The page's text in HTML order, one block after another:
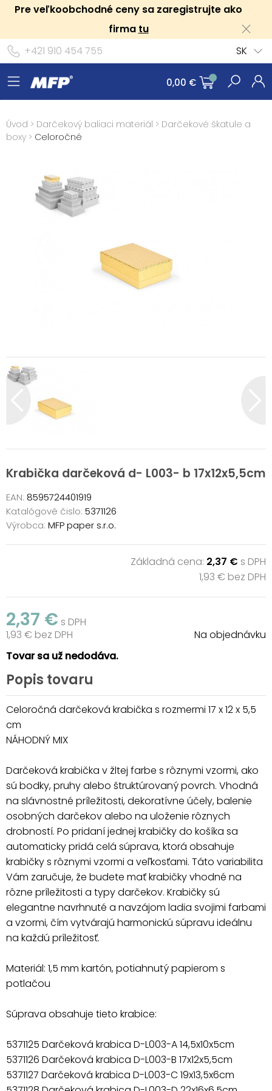
Pre veľkoobchodné ceny sa zaregistrujte ako
firma tu
+421 910 454 755
SK
0,00 €
Úvod > Darčekový baliaci materiál > Darčekové škatule a
boxy > Celoročné
Krabička darčeková d- L003- b 17x12x5,5cm
EAN: 8595724401919
Katalógové čislo: 5371126
Výrobca: MFP paper s.r.o.
Základná cena: 2,37 € s DPH
1,93 € bez DPH
2,37 € s DPH
1,93 € bez DPH
Na objednávku
Tovar sa už nedodáva.
Popis tovaru
Celoročná darčeková krabička s rozmermi 17 x 12 x 5,5
cm
NÁHODNÝ MIX
Darčeková krabička v žltej farbe s rôznymi vzormi, ako
sú bodky, pruhy alebo štruktúrovaný povrch. Vhodná
na slávnostné príležitosti, dekoratívne účely, balenie
osobných darčekov alebo na uloženie rôznych
drobností. Po pridaní jednej krabičky do košíka sa
automaticky pridá celá súprava, ktorá obsahuje
krabičky s rôznymi vzormi a veľkosťami. Táto variabilita
Vám zaručuje, že budete mať krabičky vhodné na
rôzne príležitosti a typy darčekov. Krabičky sú
elegantne navrhnuté a navzájom ladia svojimi farbami
a vzormi, čím vytvárajú harmonickú súpravu ideálnu
na každú príležitosť.
Materiál: 1,5 mm kartón, potiahnutý papierom s
potlačou
Súprava obsahuje tieto krabice:
5371125 Darčeková krabica D-L003-A 14,5x10x5cm
5371126 Darčeková krabica D-L003-B 17x12x5,5cm
5371127 Darčeková krabica D-L003-C 19x13,5x6cm